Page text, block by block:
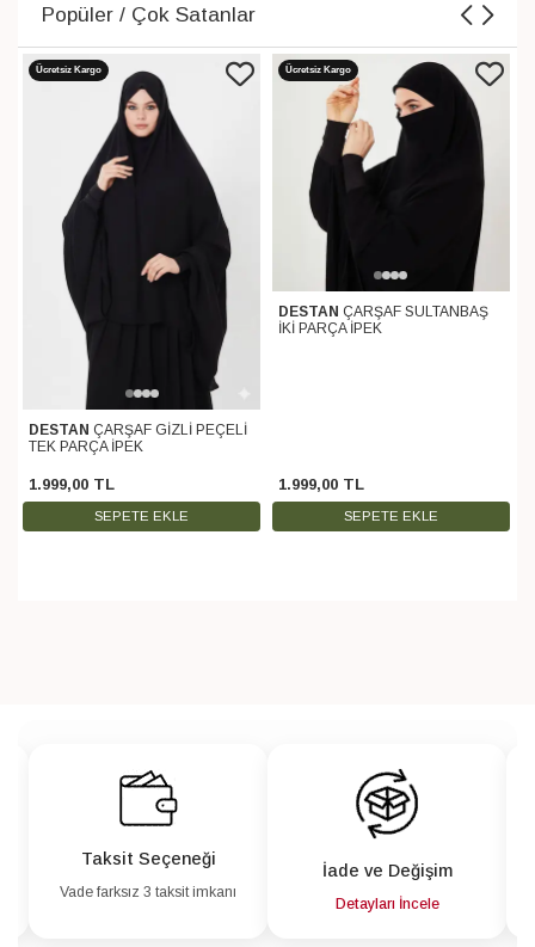
Popüler / Çok Satanlar
Ücretsiz Kargo
DESTAN ÇARŞAF GİZLİ PEÇELİ
TEK PARÇA İPEK
1.999,00 TL
SEPETE EKLE
Ücretsiz Kargo
DESTAN ÇARŞAF SULTANBAŞ
İKİ PARÇA İPEK
1.999,00 TL
SEPETE EKLE
Taksit Seçeneği
Vade farksız 3 taksit imkanı
İade ve Değişim
Detayları İncele